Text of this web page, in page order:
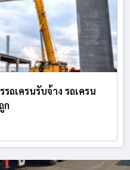
ถเครนรับจ้าง รถเครน
ก